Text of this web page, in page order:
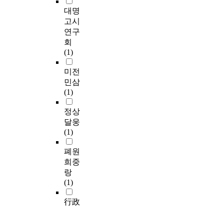
대명
고시
연구
회
(1)
미전
민삼
(1)
정상
달웅
(1)
폐원
희중
랑
(1)
行政